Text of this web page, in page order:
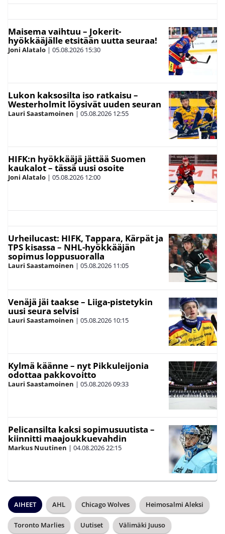
Maisema vaihtuu – Jokerit-
hyökkääjälle etsitään uutta seuraa!
Joni Alatalo | 05.08.2026 15:30
Lukon kaksosilta iso ratkaisu –
Westerholmit löysivät uuden seuran
Lauri Saastamoinen | 05.08.2026 12:55
HIFK:n hyökkääjä jättää Suomen
kaukalot – tässä uusi osoite
Joni Alatalo | 05.08.2026 12:00
Urheilucast: HIFK, Tappara, Kärpät ja
TPS kisassa – NHL-hyökkääjän
sopimus loppusuoralla
Lauri Saastamoinen | 05.08.2026 11:05
Venäjä jäi taakse – Liiga-pistetykin
uusi seura selvisi
Lauri Saastamoinen | 05.08.2026 10:15
Kylmä käänne – nyt Pikkuleijonia
odottaa pakkovoitto
Lauri Saastamoinen | 05.08.202609:33
Pelicansilta kaksi sopimusuutista –
kiinnitti maajoukkuevahdin
Markus Nuutinen | 04.08.202622:15
AIHEET AHL Chicago Wolves Heimosalmi Aleksi
Toronto Marlies Uutiset Välimäki Juuso